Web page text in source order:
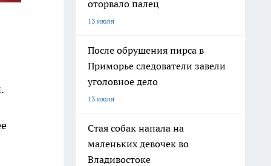
оторвало палец
13 июля
После обрушения пирса в
Приморье следователи завели
уголовное дело
13 июля
Стая собак напала на
маленьких девочек во
Владивостоке